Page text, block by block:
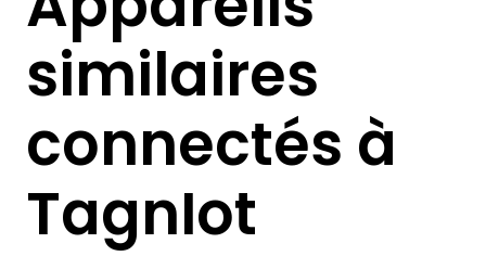
similaires
connectés à
TagnIot